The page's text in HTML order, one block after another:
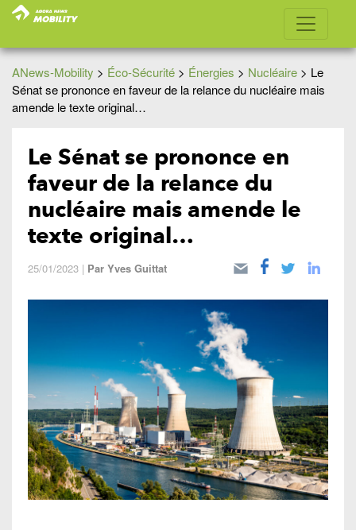
ANews-Mobility > Éco-Sécurité > Énergies > Nucléaire > Le
Sénat se prononce en faveur de la relance du nucléaire mais
amende le texte original…
Le Sénat se prononce en
faveur de la relance du
nucléaire mais amende le
texte original…
25/01/2023 | Par Yves Guittat